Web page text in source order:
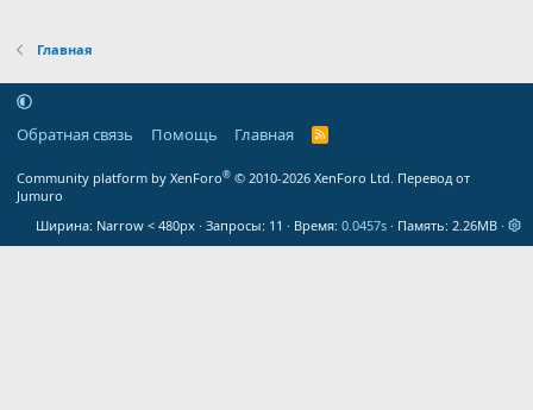
Главная
Обратная связь Помощь Главная
R
Community platform by XenForo® © 2010-2026 XenForo Ltd. Перевод от
Jumuro
Ширина
Запросы 11 Время 0.0457s Память 2.26MB